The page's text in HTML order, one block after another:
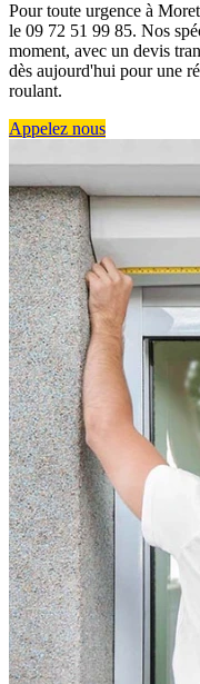
Pour toute urgence à
le 09 72 51 99 85. Nos
moment, avec un devis
dès aujourd'hui pour une
roulant.
Appelez nous